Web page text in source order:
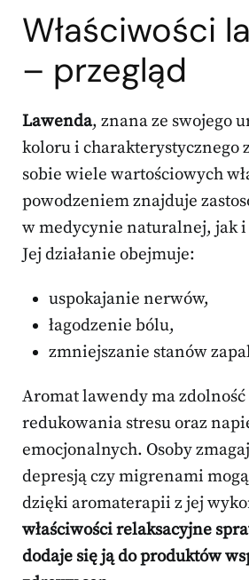
Właściwości
– przegląd
Lawenda, znana ze swojego
koloru i charakterystycznego
sobie wiele wartościowych
powodzeniem znajduje
w medycynie naturalnej, jak i
Jej działanie obejmuje:
uspokajanie nerwów,
łagodzenie bólu,
zmniejszanie stanów
Aromat lawendy ma zdolność
redukowania stresu oraz
emocjonalnych. Osoby
depresją czy migrenami
dzięki aromaterapii z jej
właściwości relaksacyjne
dodaje się ją do produktów